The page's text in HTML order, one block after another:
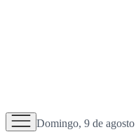
Domingo, 9 de